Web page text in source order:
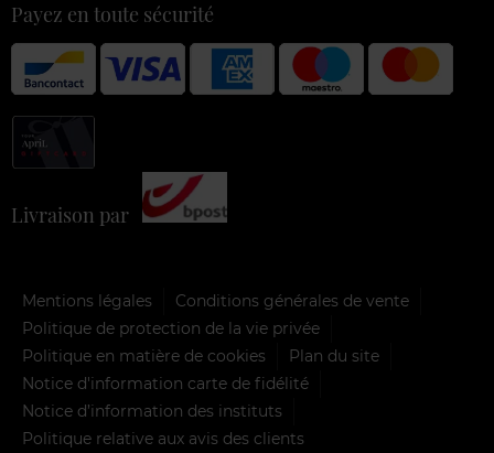
Payez en toute sécurité
Livraison par
Mentions légales
Conditions générales de vente
Politique de protection de la vie privée
Politique en matière de cookies
Plan du site
Notice d'information carte de fidélité
Notice d’information des instituts
Politique relative aux avis des clients